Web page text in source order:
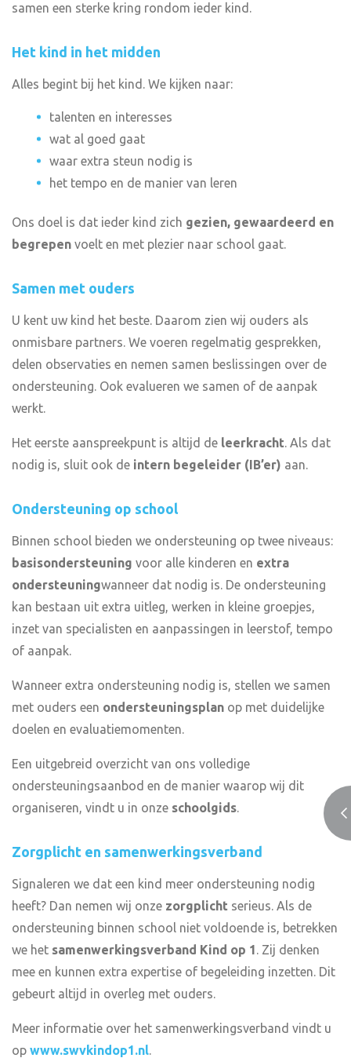
samen een sterke kring rondom ieder kind.
Het kind in het midden
Alles begint bij het kind. We kijken naar:
talenten en interesses
wat al goed gaat
waar extra steun nodig is
het tempo en de manier van leren
Ons doel is dat ieder kind zich gezien, gewaardeerd en
begrepen voelt en met plezier naar school gaat.
Samen met ouders
U kent uw kind het beste. Daarom zien wij ouders als
onmisbare partners. We voeren regelmatig gesprekken,
delen observaties en nemen samen beslissingen over de
ondersteuning. Ook evalueren we samen of de aanpak
werkt.
Het eerste aanspreekpunt is altijd de leerkracht. Als dat
nodig is, sluit ook de intern begeleider (IB’er) aan.
Ondersteuning op school
Binnen school bieden we ondersteuning op twee niveaus:
basisondersteuning voor alle kinderen en extra
ondersteuningwanneer dat nodig is. De ondersteuning
kan bestaan uit extra uitleg, werken in kleine groepjes,
inzet van specialisten en aanpassingen in leerstof, tempo
of aanpak.
Wanneer extra ondersteuning nodig is, stellen we samen
met ouders een ondersteuningsplan op met duidelijke
doelen en evaluatiemomenten.
Een uitgebreid overzicht van ons volledige
ondersteuningsaanbod en de manier waarop wij dit
organiseren, vindt u in onze schoolgids.
Zorgplicht en samenwerkingsverband
Signaleren we dat een kind meer ondersteuning nodig
heeft? Dan nemen wij onze zorgplicht serieus. Als de
ondersteuning binnen school niet voldoende is, betrekken
we het samenwerkingsverband Kind op 1. Zij denken
mee en kunnen extra expertise of begeleiding inzetten. Dit
gebeurt altijd in overleg met ouders.
Meer informatie over het samenwerkingsverband vindt u
op www.swvkindop1.nl.